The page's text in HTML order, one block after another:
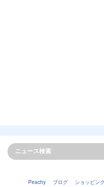
Peachy ブログ ショッピン